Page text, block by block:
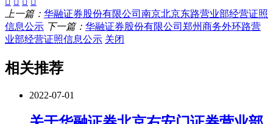
上一篇： 华融证券股份有限公司南京北京东路营业部经营证照
信息公示 下一篇： 华融证券股份有限公司郑州商务外环路营
业部经营证照信息公示 关闭
相关推荐
2022-07-01